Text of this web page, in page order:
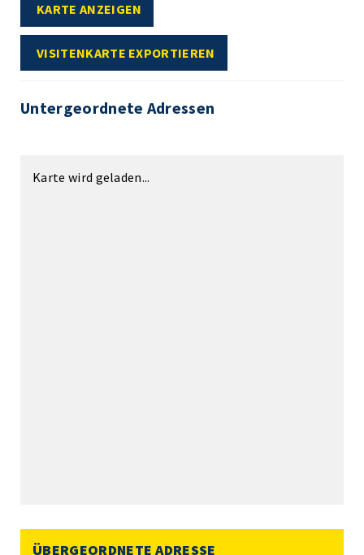
KARTE ANZEIGEN
VISITENKARTE EXPORTIEREN
Untergeordnete Adressen
Karte wird geladen...
ÜBERGEORDNETE ADRESSE